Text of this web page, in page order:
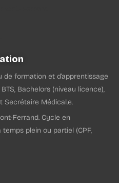
de formation et d’apprentissage
Bachelors (niveau licence),
Secrétaire Médical.e.
Ferrand. Cycle en
plein ou partiel (CPF,